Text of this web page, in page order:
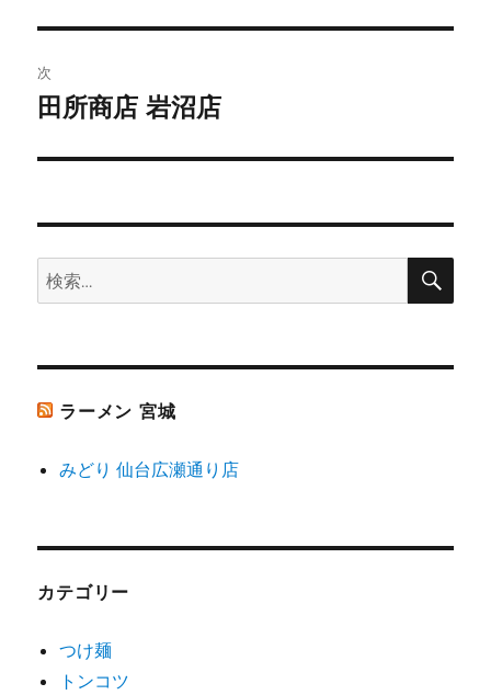
ビ
ゲ
ー
ン
投
稿:
次
次
投
田所商店 岩沼店
検
索:
検
ラーメン 宮城
みどり 仙台広瀬通り店
カテゴリー
つけ麺
トンコツ